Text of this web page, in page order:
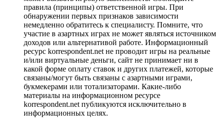
правила (принципы) ответственной игры. При
обнаружении первых признаков зависимости
немедленно обратитесь к специалисту. Помните, что
участие в азартных играх не может являться источником
доходов или альтернативой работе. Информационный
ресурс korrespondent.net не проводит игры на реальные
и/или виртуальные деньги, сайт не принимает ни в
какой форме оплату ставок и других платежей, которые
связаны/могут быть связаны с азартными играми,
букмекерами или тотализаторами. Какие-либо
материалы на информационном ресурсе
korrespondent.net публикуются исключительно в
информационных целях.